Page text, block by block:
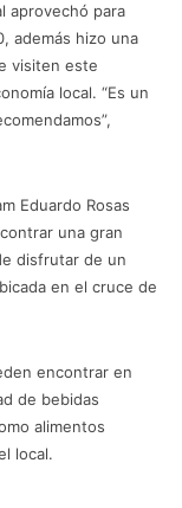
aprovechó para
además hizo una
visiten este
local. “Es un
Eduardo Rosas
una gran
disfrutar de un
en el cruce de
encontrar en
de bebidas
alimentos
local.